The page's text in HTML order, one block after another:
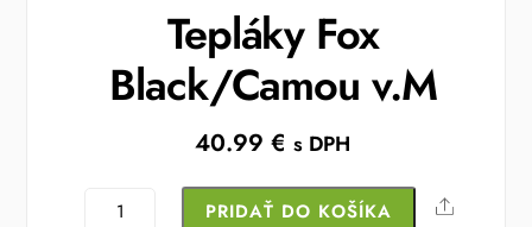
Tepláky Fox
Black/Camou v.M
40.99€ s DPH
množstvo
PRIDAŤ DO KOŠÍKA Share